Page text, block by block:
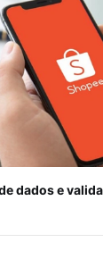
dados e